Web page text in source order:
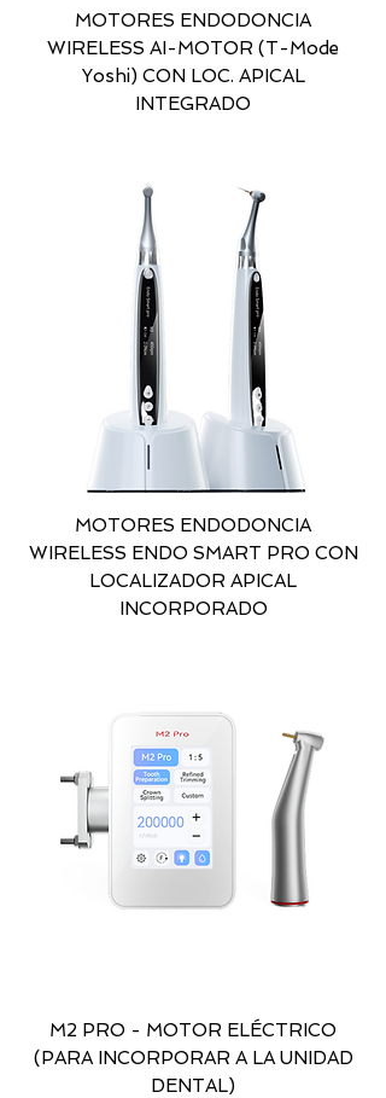
MOTORES ENDODONCIA
WIRELESS AI-MOTOR (T-Mode
Yoshi) CON LOC. APICAL
INTEGRADO
MOTORES ENDODONCIA
WIRELESS ENDO SMART PRO CON
LOCALIZADOR APICAL
INCORPORADO
M2 PRO - MOTOR ELÉCTRICO
(PARA INCORPORAR A LA UNIDAD
DENTAL)